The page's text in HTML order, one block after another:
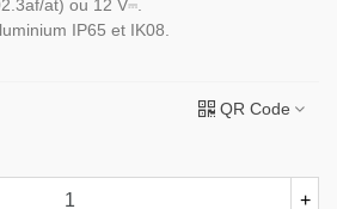
at) ou 12 V⎓.
IP65 et IK08.
QR Code
+